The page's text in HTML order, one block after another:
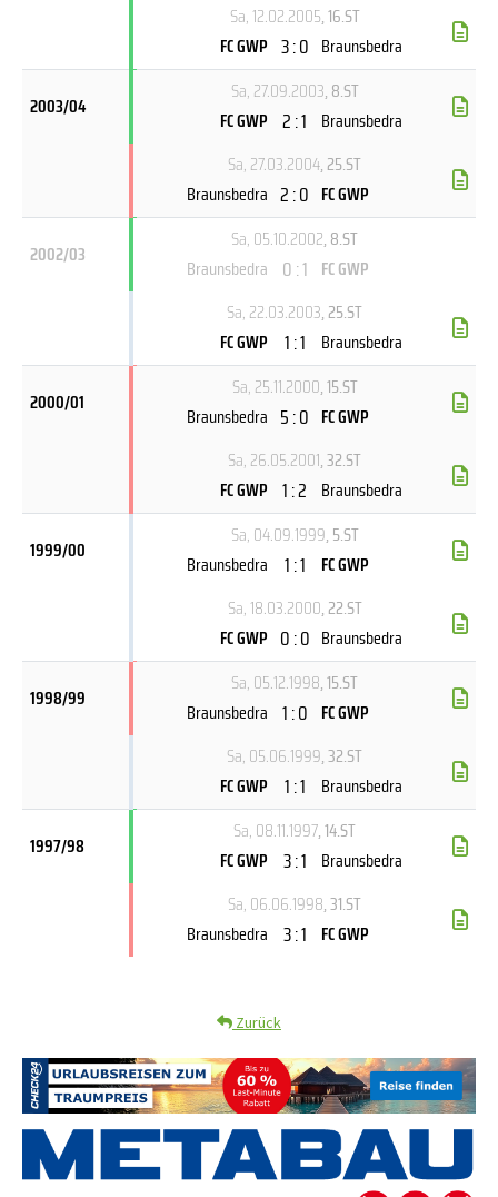
Sa, 12.02.2005, 16.ST
FC GWP 3 : 0 Braunsbedra
2003/04
Sa, 27.09.2003, 8.ST
FC GWP 2 : 1 Braunsbedra
Sa, 27.03.2004, 25.ST
Braunsbedra 2 : 0 FC GWP
2002/03
Sa, 05.10.2002, 8.ST
Braunsbedra 0 : 1 FC GWP
Sa, 22.03.2003, 25.ST
FC GWP
1 : 1 Braunsbedra
2000/01
Sa, 25.11.2000, 15.ST
Braunsbedra 5 : 0 FC GWP
Sa, 26.05.2001, 32.ST
FC GWP 1 : 2 Braunsbedra
1999/00
Sa, 04.09.1999, 5.ST
Braunsbedra
1 : 1
FC GWP
Sa, 18.03.2000, 22.ST
FC GWP 0 : 0 Braunsbedra
1998/99
Sa, 05.12.1998, 15.ST
Braunsbedra 1 : 0 FC GWP
Sa, 05.06.1999, 32.ST
FC GWP
1 : 1 Braunsbedra
1997/98
Sa, 08.11.1997, 14.ST
FC GWP 3 : 1 Braunsbedra
Sa, 06.06.1998, 31.ST
Braunsbedra 3 : 1 FC GWP
Zurück